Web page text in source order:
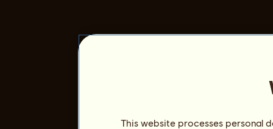
This website processes personal